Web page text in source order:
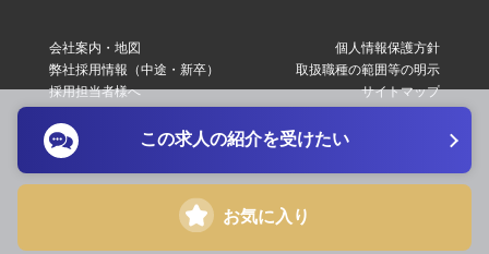
会社案内・地図
弊社採用情報（中途・新卒）
採用担当者様へ
個人情報保護方針
取扱職種の範囲等の明示
サイトマップ
この求人の紹介を受けたい
お気に入り